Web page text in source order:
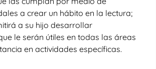
a crear un hábito en la lectura;
a su hijo desarrollar
le serán útiles en todas las áreas
en actividades específicas.